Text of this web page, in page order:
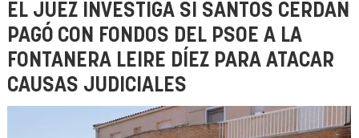
EL JUEZ INVESTIGA SI SANTOS CERDÁN
PAGÓ CON FONDOS DEL PSOE A LA
FONTANERA LEIRE DÍEZ PARA ATACAR
CAUSAS JUDICIALES